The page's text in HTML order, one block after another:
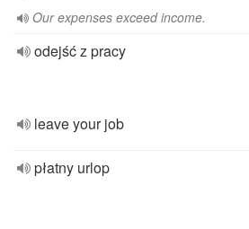
Our expenses exceed income.
odejść z pracy
leave your job
płatny urlop